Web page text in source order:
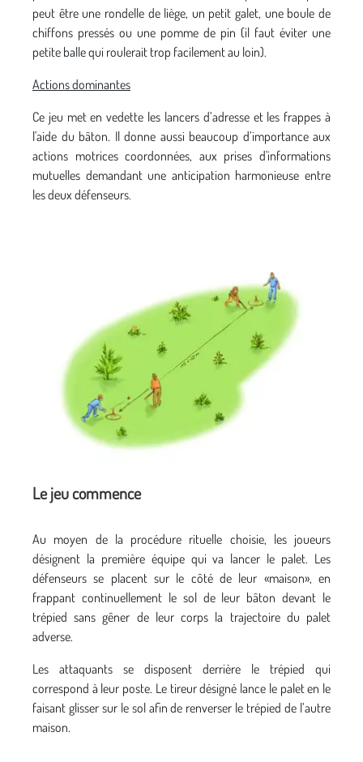
peut être une rondelle de liège, un petit galet, une boule de
chiffons pressés ou une pomme de pin (il faut éviter une
petite balle qui roulerait trop facilement au loin).
Actions dominantes
Ce jeu met en vedette les lancers d’adresse et les frappes à
l'aide du bâton. Il donne aussi beaucoup d’importance aux
actions motrices coordonnées, aux prises d'informations
mutuelles demandant une anticipation harmonieuse entre
les deux défenseurs.
Le jeu commence
Au moyen de la procédure rituelle choisie, les joueurs
désignent la première équipe qui va lancer le palet. Les
défenseurs se placent sur le côté de leur «maison», en
frappant continuellement le sol de leur bâton devant le
trépied sans gêner de leur corps la trajectoire du palet
adverse.
Les attaquants se disposent derrière le trépied qui
correspond à leur poste. Le tireur désigné lance le palet en le
faisant glisser sur le sol afin de renverser le trépied de l’autre
maison.